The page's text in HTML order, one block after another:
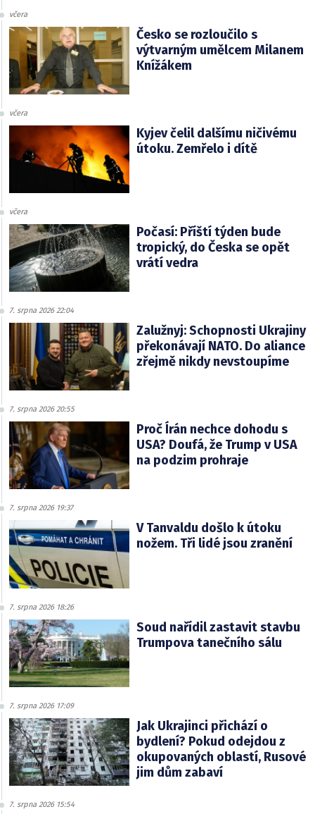
včera
Česko se rozloučilo s
výtvarným umělcem Milanem
Knížákem
včera
Kyjev čelil dalšímu ničivému
útoku. Zemřelo i dítě
včera
Počasí: Příští týden bude
tropický, do Česka se opět
vrátí vedra
7. srpna 2026 22:04
Zalužnyj: Schopnosti Ukrajiny
překonávají NATO. Do aliance
zřejmě nikdy nevstoupíme
7. srpna 2026 20:55
Proč Írán nechce dohodu s
USA? Doufá, že Trump v USA
na podzim prohraje
7. srpna 2026 19:37
V Tanvaldu došlo k útoku
nožem. Tři lidé jsou zranění
7. srpna 2026 18:26
Soud nařídil zastavit stavbu
Trumpova tanečního sálu
7. srpna 2026 17:09
Jak Ukrajinci přichází o
bydlení? Pokud odejdou z
okupovaných oblastí, Rusové
jim dům zabaví
7. srpna 2026 15:54